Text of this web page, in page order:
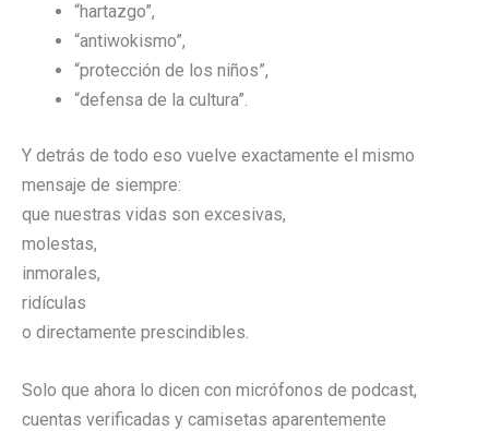
“hartazgo”,
“antiwokismo”,
“protección de los niños”,
“defensa de la cultura”.
Y detrás de todo eso vuelve exactamente el mismo
mensaje de siempre:
que nuestras vidas son excesivas,
molestas,
inmorales,
ridículas
o directamente prescindibles.
Solo que ahora lo dicen con micrófonos de podcast,
cuentas verificadas y camisetas aparentemente